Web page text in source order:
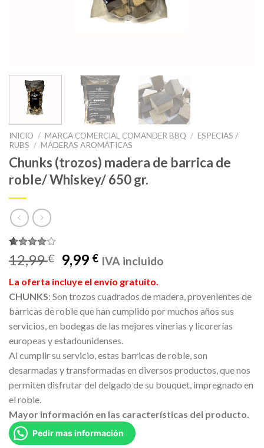
INICIO / MARCA COMERCIAL COMANDER BBQ / ESPECIAS /
RUBS / MADERAS AROMÁTICAS
Chunks (trozos) madera de barrica de
roble/ Whiskey/ 650 gr.
Valorado
con4.00
base a
1
valoración
de un
cliente
12,99€
El
precio
original
era:
12,99 €.
9,99 €El
actual
es:
9,99 €.
IVA incluido
La oferta incluye el envío gratuito.
CHUNKS: Son trozos cuadrados de madera, provenientes de
barricas de roble que han cumplido por muchos años sus
servicios, en bodegas de las mejores vinerias y licorerías
europeas y estadounidenses.
Al cumplir su servicio, estas barricas de roble, son
desarmadas y transformadas en diversos productos, que nos
permiten disfrutar del delgado de su bouquet, impregnado en
el roble.
Mayor información en las características del producto.
Pedir mas información